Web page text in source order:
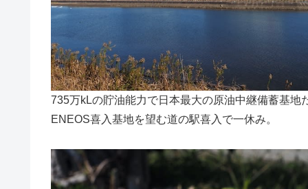
735万kLの貯油能力で日本最大の原油中継備蓄基地
ENEOS喜入基地を望む道の駅喜入で一休み。